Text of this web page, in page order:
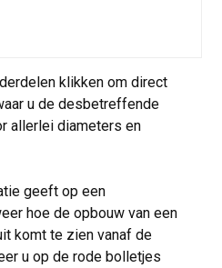
klikken om direct
u de desbetreffende
allerlei diameters en
geeft op een
hoe de opbouw van een
komt te zien vanaf de
u op de rode bolletjes